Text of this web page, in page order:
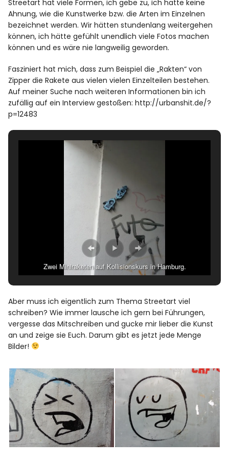
Streetart hat viele Formen, ich gebe zu, ich hatte keine
Ahnung, wie die Kunstwerke bzw. die Arten im Einzelnen
bezeichnet werden. Wir hätten stundenlang weitergehen
können, ich hätte gefühlt unendlich viele Fotos machen
können und es wäre nie langweilig geworden.
Fasziniert hat mich, dass zum Beispiel die „Rakten“ von
Zipper die Rakete aus vielen vielen Einzelteilen bestehen.
Auf meiner Suche nach weiteren Informationen bin ich
zufällig auf ein Interview gestoßen:http://urbanshit.de/?
p=12483
Zwei Miniraketen auf Kollisionskurs in Hamburg.
Aber muss ich eigentlich zum Thema Streetart viel
schreiben? Wie immer lausche ich gern bei Führungen,
vergesse das Mitschreiben und gucke mir lieber die Kunst
an und zeige sie Euch. Darum gibt es jetzt jede Menge
Bilder!